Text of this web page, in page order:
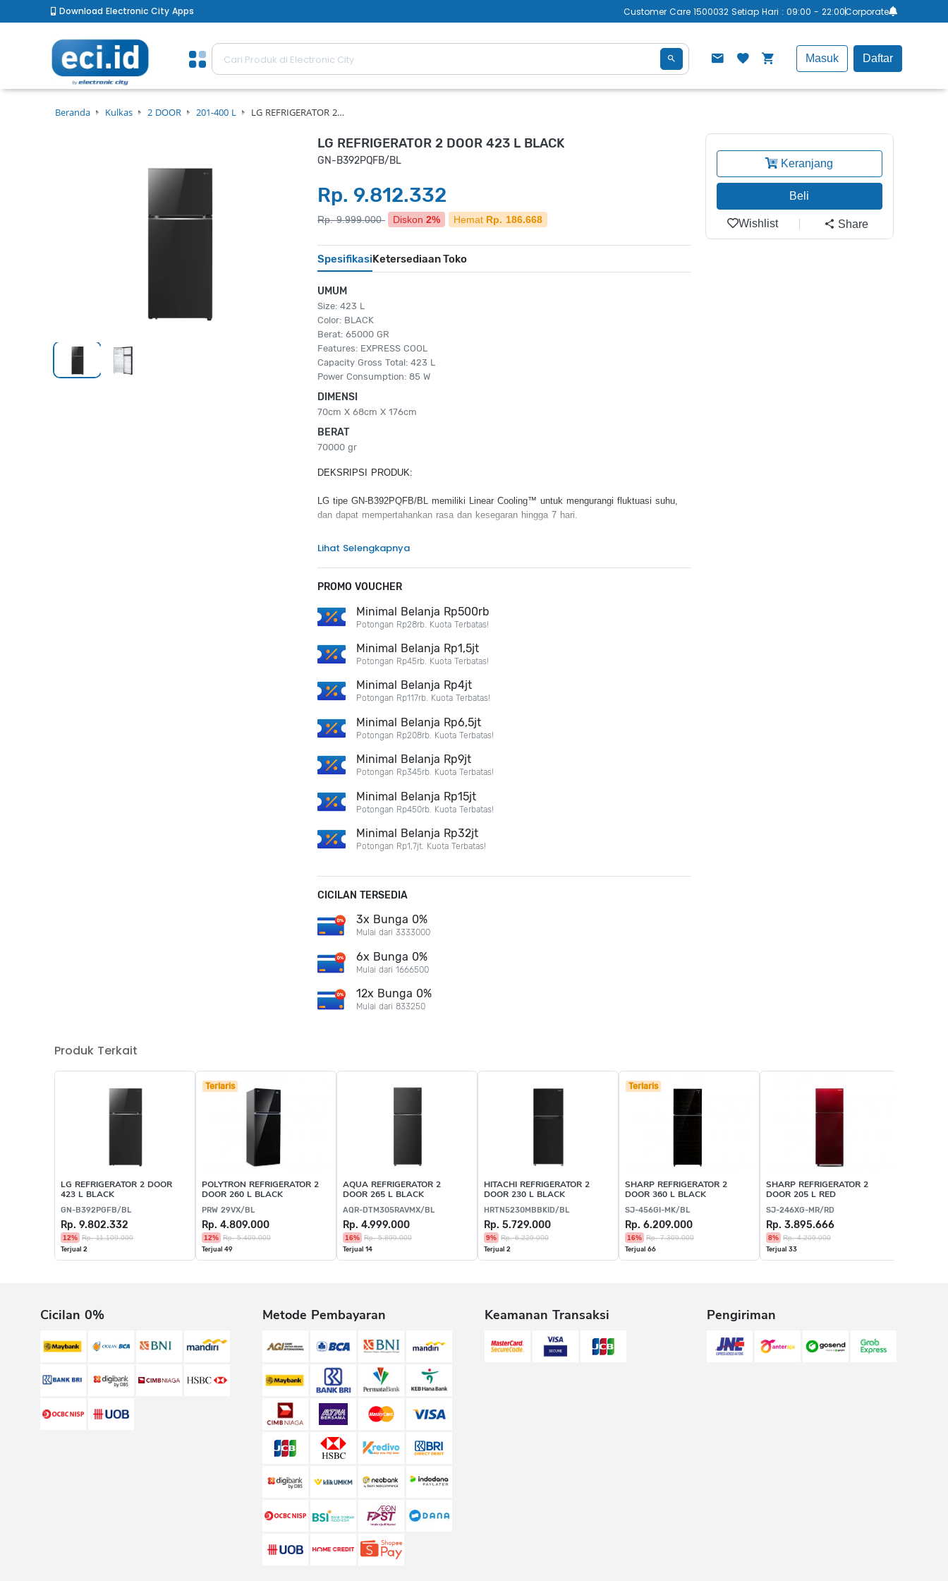
Download Electronic City Apps Customer Care 1500032 Setiap Hari : 09:00 - 22:00Corporate
Masuk Daftar
Beranda Kulkas 2 DOOR 201-400 L LG REFRIGERATOR 2…
LG REFRIGERATOR 2 DOOR 423 L BLACK
GN-B392PQFB/BL
Rp. 9.812.332
Rp. 9.999.000 Diskon 2% Hemat Rp. 186.668
SpesifikasiKetersediaan Toko
UMUM
Size: 423 L
Color: BLACK
Berat: 65000 GR
Features: EXPRESS COOL
Capacity Gross Total: 423 L
Power Consumption: 85 W
DIMENSI
70cm X 68cm X 176cm
BERAT
70000 gr
DEKSRIPSI PRODUK:
LG tipe GN-B392PQFB/BL memiliki Linear Cooling™ untuk mengurangi fluktuasi suhu,
dan dapat mempertahankan rasa dan kesegaran hingga 7 hari.
KEUNGGULAN PRODUK :
Linear Cooling™
Pull-out Tray
Multi Air Flow
Smart Inverter Compressor
Fresh Zone
Lihat Selengkapnya
PROMO VOUCHER
Minimal Belanja Rp500rb
Potongan Rp28rb. Kuota Terbatas!
Minimal Belanja Rp1,5jt
Potongan Rp45rb. Kuota Terbatas!
Minimal Belanja Rp4jt
Potongan Rp117rb. Kuota Terbatas!
Minimal Belanja Rp6,5jt
Potongan Rp208rb. Kuota Terbatas!
Minimal Belanja Rp9jt
Potongan Rp345rb. Kuota Terbatas!
Minimal Belanja Rp15jt
Potongan Rp450rb. Kuota Terbatas!
Minimal Belanja Rp32jt
Potongan Rp1,7jt. Kuota Terbatas!
CICILAN TERSEDIA
3x Bunga 0%
Mulai dari 3333000
6x Bunga 0%
Mulai dari 1666500
12x Bunga 0%
Mulai dari 833250
Keranjang
Beli
Wishlist Share
Produk Terkait
LG REFRIGERATOR 2 DOOR
423 L BLACK
GN-B392PGFB/BL
Rp. 9.802.332
12% Rp. 11.109.000
Terjual 2
Terlaris
POLYTRON REFRIGERATOR 2
DOOR 260 L BLACK
PRW 29VX/BL
Rp. 4.809.000
12% Rp. 5.409.000
Terjual 49
AQUA REFRIGERATOR 2
DOOR 265 L BLACK
AQR-DTM305RAVMX/BL
Rp. 4.999.000
16% Rp. 5.899.000
Terjual 14
HITACHI REFRIGERATOR 2
DOOR 230 L BLACK
HRTN5230MBBKID/BL
Rp. 5.729.000
9% Rp. 6.229.000
Terjual 2
Terlaris
SHARP REFRIGERATOR 2
DOOR 360 L BLACK
SJ-456GI-MK/BL
Rp. 6.209.000
16% Rp. 7.309.000
Terjual 66
SHARP REFRIGERATOR 2
DOOR 205 L RED
SJ-246XG-MR/RD
Rp. 3.895.666
8% Rp. 4.209.000
Terjual 33
Cicilan 0% Metode Pembayaran Keamanan Transaksi Pengiriman